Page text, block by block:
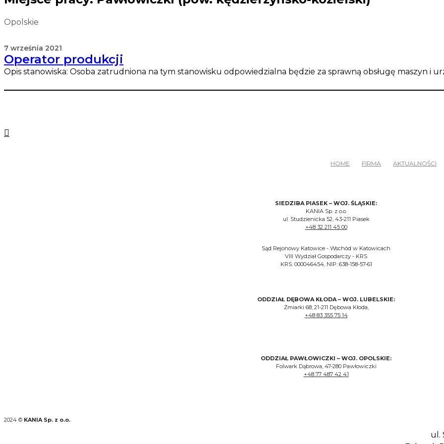
ul.
Opolskie
7 września 2021
Operator produkcji
Opis stanowiska: Osoba zatrudniona na tym stanowisku odpowiedzialna będzie za sprawną obsługę maszyn i
HOME FIRMA AKTUALNOŚCI
SIEDZIBA PIASEK – WOJ. ŚLĄSKIE:
KANIA Sp. z o.o.
ul. Studzienicka 52, 43-211 Piasek
+48 32 211 45 00
Sąd Rejonowy Katowice - Wschód w Katowicach
VIII Wydział Gospodarczy - KRS
KRS: 000046454, NIP: 638-158-57-61
ODDZIAŁ DĘBOWA KŁODA – WOJ. LUBELSKIE:
Żmiarki 68, 21-211 Dębowa Kłoda,
+48 83 355 75 14
ODDZIAŁ PAWŁOWICZKI – WOJ. OPOLSKIE:
Folwark Dąbrowa, 47-280 Pawłowiczki
+48 77 487 42 41
2024 © KANIA Sp. z o.o.